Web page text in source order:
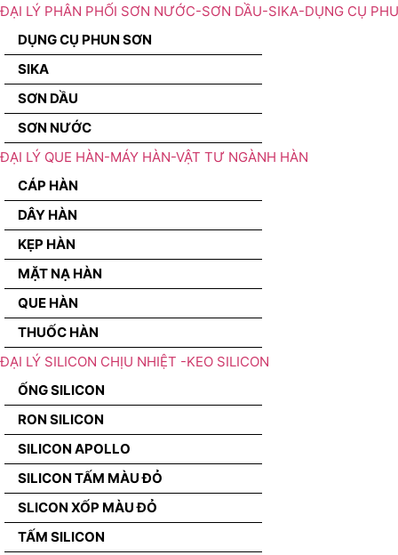
ĐẠI LÝ PHÂN PHỐI SƠN NƯỚC-SƠN DẦU-SIKA-DỤNG CỤ
DỤNG CỤ PHUN SƠN
SIKA
SƠN DẦU
SƠN NƯỚC
ĐẠI LÝ QUE HÀN-MÁY HÀN-VẬT TƯ NGÀNH HÀN
CÁP HÀN
DÂY HÀN
KẸP HÀN
MẶT NẠ HÀN
QUE HÀN
THUỐC HÀN
ĐẠI LÝ SILICON CHỊU NHIỆT -KEO SILICON
ỐNG SILICON
RON SILICON
SILICON APOLLO
SILICON TẤM MÀU ĐỎ
SLICON XỐP MÀU ĐỎ
TẤM SILICON